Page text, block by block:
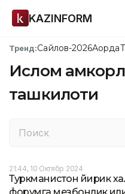
KAZINFORM
Тренд:Сайлов-2026Ақорда
Ислом
ташкилоти
21:44, 10 Октябр 2024
Туркманистон йирик